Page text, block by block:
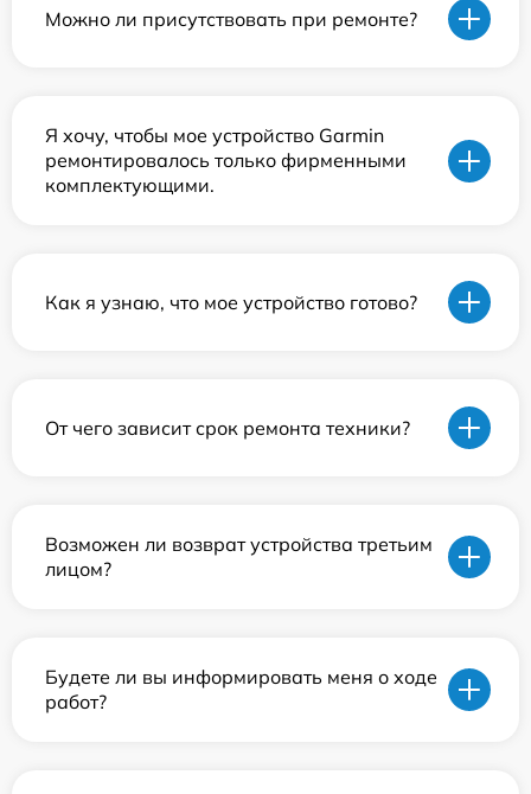
Можно ли присутствовать при ремонте?
Я хочу, чтобы мое устройство Garmin
ремонтировалось только фирменными
комплектующими.
Как я узнаю, что мое устройство готово?
От чего зависит срок ремонта техники?
Возможен ли возврат устройства третьим
лицом?
Будете ли вы информировать меня о ходе
работ?